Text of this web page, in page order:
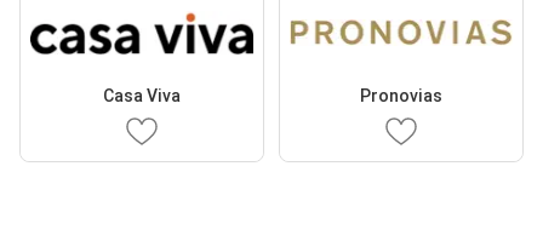
Casa Viva Pronovias